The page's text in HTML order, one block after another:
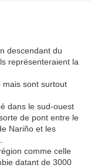
descendant du
représenteraient la
mais sont surtout
dans le sud-ouest
de pont entre le
Nariño et les
comme celle
datant de 3000